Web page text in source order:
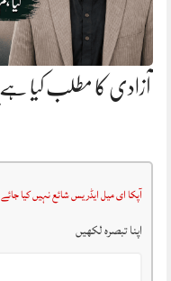
آزادی کا مطلب کیا ہے؟
آپکا ای میل ایڈریس شائع نہیں کیا
اپنا تبصرہ لکھیں